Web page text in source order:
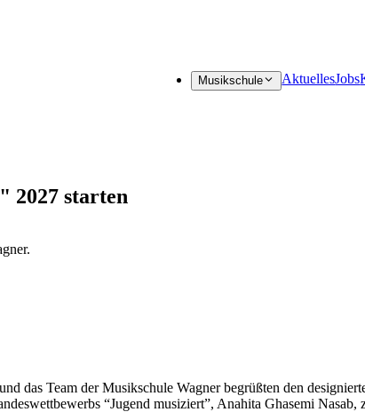
Musikschule AktuellesJobs
2027 starten
das Team der Musikschule Wagner begrüßten den
“Jugend musiziert”, Anahita Ghasemi Nasab,